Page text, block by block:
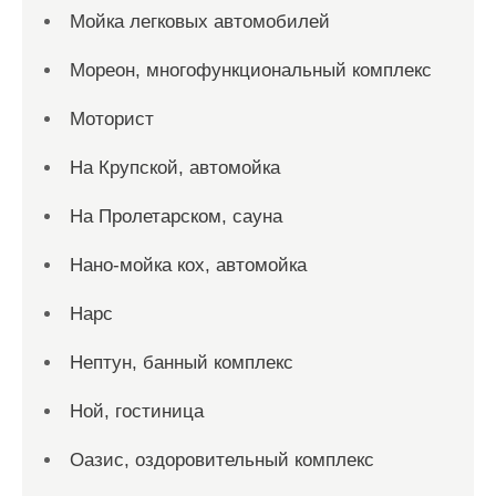
Мойка легковых автомобилей
Мореон, многофункциональный комплекс
Моторист
На Крупской, автомойка
На Пролетарском, сауна
Нано-мойка кох, автомойка
Нарс
Нептун, банный комплекс
Ной, гостиница
Оазис, оздоровительный комплекс